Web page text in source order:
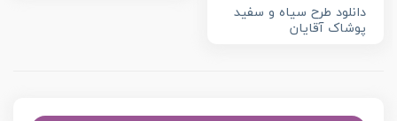
دانلود طرح ‌سیاه و سفید
پوشاک آقایان